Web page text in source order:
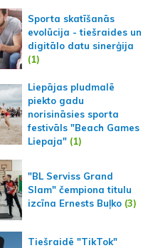
Sporta skatīšanās
evolūcija - tiešraides un
digitālo datu sinerģija
(1)
Liepājas pludmalē
piekto gadu
norisināsies sporta
festivāls "Beach Games
Liepaja"(1)
"BL Serviss Grand
Slam" čempiona titulu
izcīna Ernests Buļko(3)
Tiešraidē "TikTok"